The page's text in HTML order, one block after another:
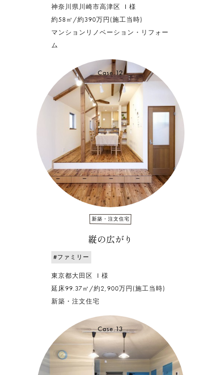
神奈川県川崎市高津区 Ｉ様
約58㎡/約390万円(施工当時)
マンションリノベーション・リフォー
ム
Case.12
新築・注文住宅
縦の広がり
#ファミリー
東京都大田区 Ｉ様
延床99.37㎡/約2,900万円(施工当時)
新築・注文住宅
Case.13